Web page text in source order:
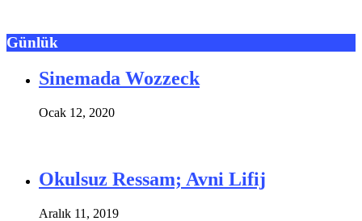
Günlük
Sinemada Wozzeck
Ocak 12, 2020
Okulsuz Ressam; Avni Lifij
Aralık 11, 2019